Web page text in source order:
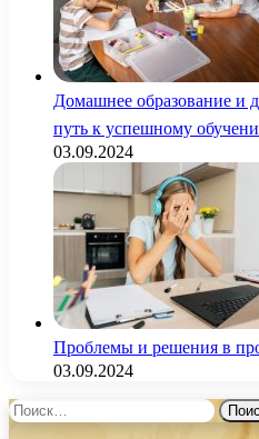
Домашнее образование и
путь к успешному
03.09.2024
Проблемы и решения в
03.09.2024
Найти: